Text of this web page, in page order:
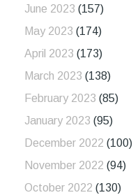
June 2023 (157)
May 2023 (174)
April 2023 (173)
March 2023 (138)
February 2023 (85)
January 2023 (95)
December 2022 (100)
November 2022 (94)
October 2022 (130)